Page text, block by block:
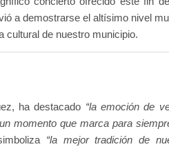
a demostrarse el altísimo nivel
cultural de nuestro municipio.
ha destacado “la emoción de
momento que marca para
“la mejor tradición de